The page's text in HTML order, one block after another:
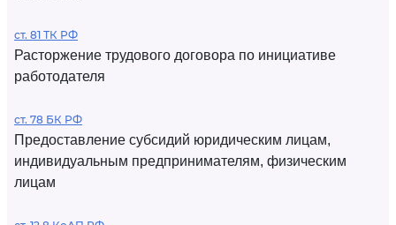
ст. 81 ТК РФ
Расторжение трудового договора по инициативе
работодателя
ст. 78 БК РФ
Предоставление субсидий юридическим лицам,
индивидуальным предпринимателям, физическим
лицам